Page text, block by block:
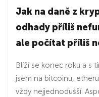
Jak na daně z
odhady příliš
ale počítat příliš
Blíží se konec roku a s
jsem na bitcoinu,
vždy nejjednodušší.